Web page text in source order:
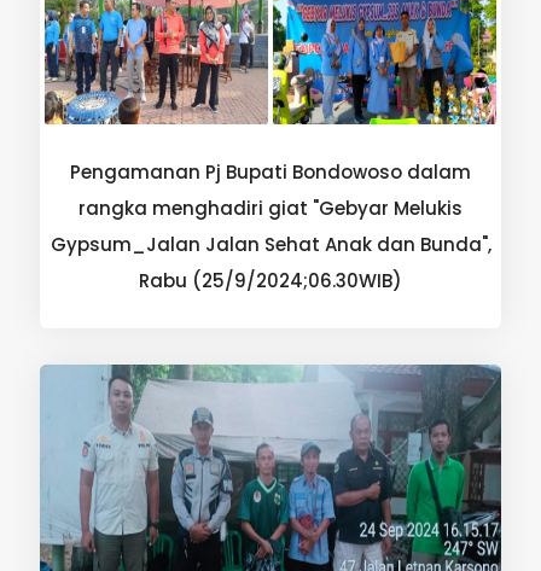
Pengamanan Pj Bupati Bondowoso dalam
rangka menghadiri giat "Gebyar Melukis
Gypsum_Jalan Jalan Sehat Anak dan Bunda",
Rabu (25/9/2024;06.30WIB)